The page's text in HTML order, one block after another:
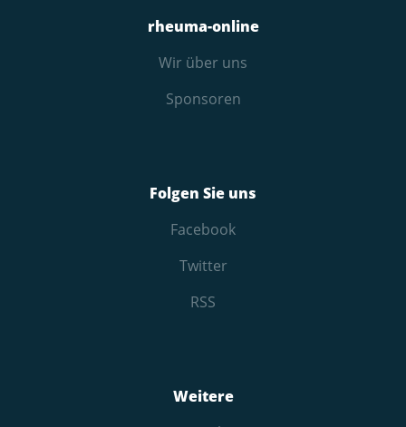
rheuma-online
Wir über uns
Sponsoren
Folgen Sie uns
Facebook
Twitter
RSS
Weitere